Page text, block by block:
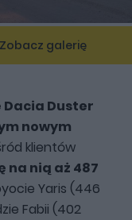
Zobacz galerię
Dacia Duster
nowym
klientów
na nią aż 487
Yaris (446
Fabii (402